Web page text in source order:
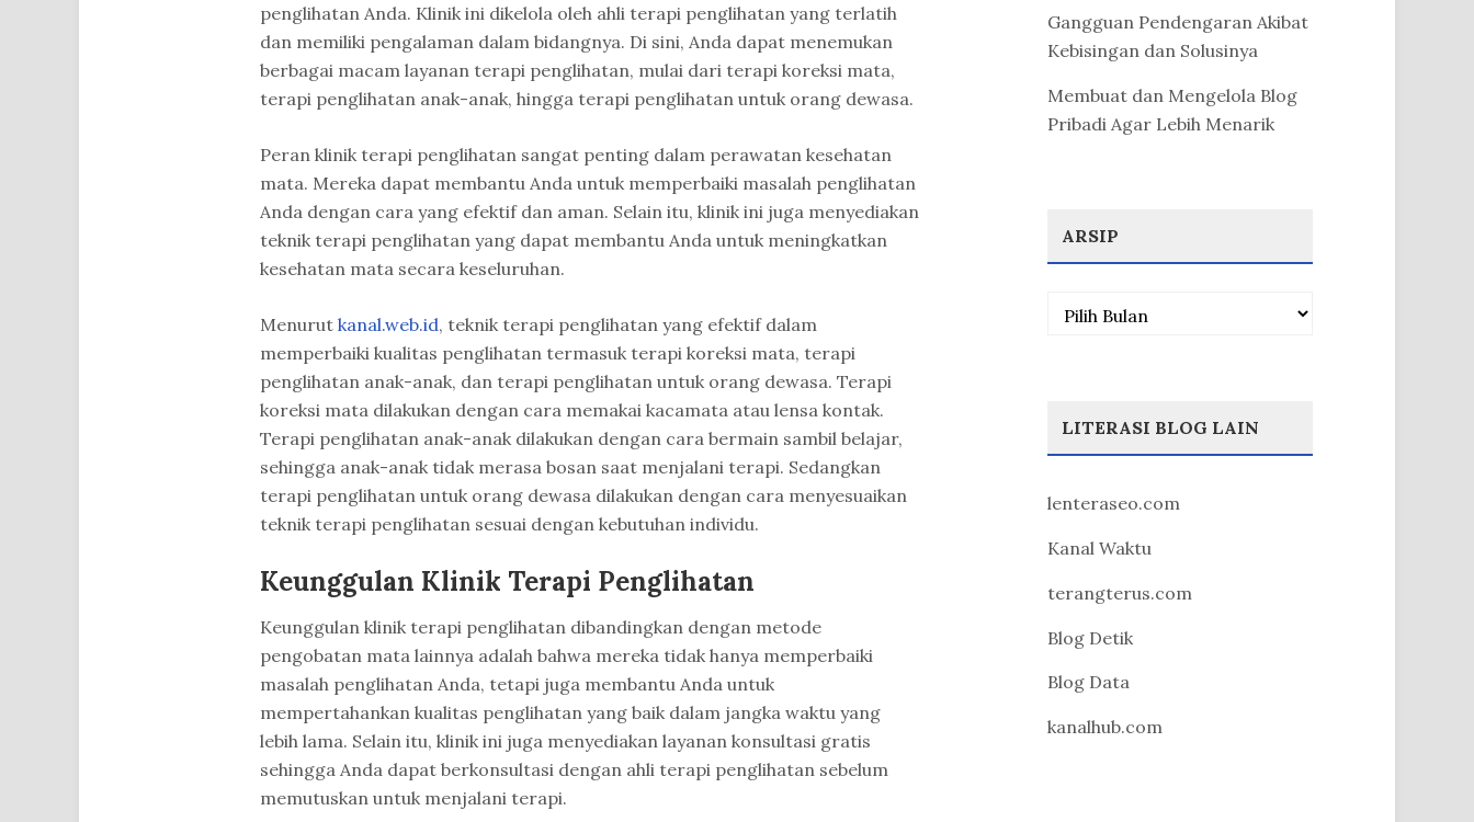
penglihatan Anda. Klinik ini dikelola oleh ahli terapi penglihatan yang terlatih
dan memiliki pengalaman dalam bidangnya. Di sini, Anda dapat menemukan
berbagai macam layanan terapi penglihatan, mulai dari terapi koreksi mata,
terapi penglihatan anak-anak, hingga terapi penglihatan untuk orang dewasa.
Peran klinik terapi penglihatan sangat penting dalam perawatan kesehatan
mata. Mereka dapat membantu Anda untuk memperbaiki masalah penglihatan
Anda dengan cara yang efektif dan aman. Selain itu, klinik ini juga menyediakan
teknik terapi penglihatan yang dapat membantu Anda untuk meningkatkan
kesehatan mata secara keseluruhan.
Menurut kanal.web.id, teknik terapi penglihatan yang efektif dalam
memperbaiki kualitas penglihatan termasuk terapi koreksi mata, terapi
penglihatan anak-anak, dan terapi penglihatan untuk orang dewasa. Terapi
koreksi mata dilakukan dengan cara memakai kacamata atau lensa kontak.
Terapi penglihatan anak-anak dilakukan dengan cara bermain sambil belajar,
sehingga anak-anak tidak merasa bosan saat menjalani terapi. Sedangkan
terapi penglihatan untuk orang dewasa dilakukan dengan cara menyesuaikan
teknik terapi penglihatan sesuai dengan kebutuhan individu.
Keunggulan Klinik Terapi Penglihatan
Keunggulan klinik terapi penglihatan dibandingkan dengan metode
pengobatan mata lainnya adalah bahwa mereka tidak hanya memperbaiki
masalah penglihatan Anda, tetapi juga membantu Anda untuk
mempertahankan kualitas penglihatan yang baik dalam jangka waktu yang
lebih lama. Selain itu, klinik ini juga menyediakan layanan konsultasi gratis
sehingga Anda dapat berkonsultasi dengan ahli terapi penglihatan sebelum
memutuskan untuk menjalani terapi.
Gangguan Pendengaran Akibat
Kebisingan dan Solusinya
Membuat dan Mengelola Blog
Pribadi Agar Lebih Menarik
ARSIP
Arsip
LITERASI BLOG LAIN
lenteraseo.com
Kanal Waktu
terangterus.com
Blog Detik
Blog Data
kanalhub.com